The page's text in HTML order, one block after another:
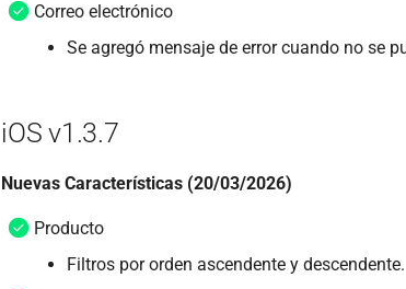
Correo electrónico
Se agregó mensaje de error cuando no se
iOS v1.3.7
Nuevas Características (20/03/2026)
Producto
Filtros por orden ascendente y descendente.